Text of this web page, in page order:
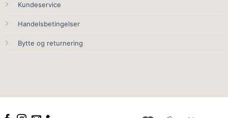
Kundeservice
Handelsbetingelser
Bytte og returnering